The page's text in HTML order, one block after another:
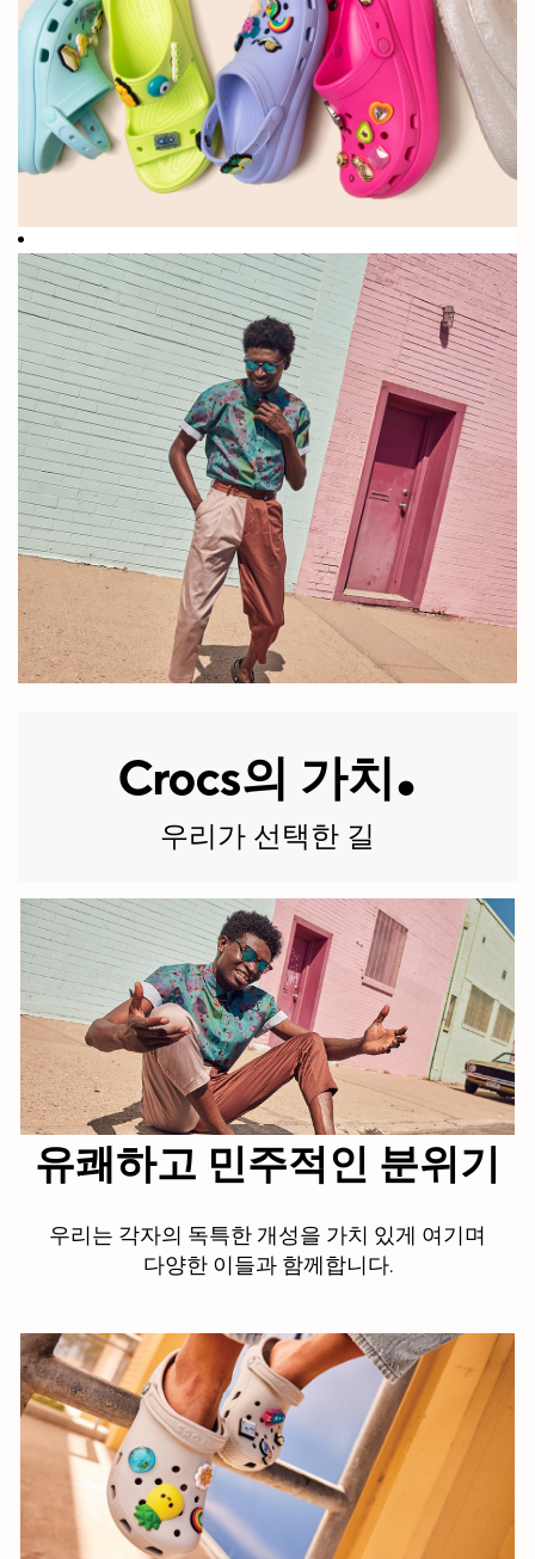
생각했습니다.
현재 우리는
수억 켤레의
신발을 만들고
판매하며 사람
들에게 편안함
2002년 창립
이래로 전 세
계에 판매한
신발 켤레 수
+85
Crocs 신발이
판매 중인 전
세계 국가 수
+5900
기업 본사, 지
역 사무실, 리
테일, 물류센터
에서 근무하는
직원 수
Crocs의 가치.
우리가 선택한 길
유쾌하고 민주적인 분위기
우리는 각자의 독특한 개성을 가치 있게 여기며
다양한 이들과 함께합니다.